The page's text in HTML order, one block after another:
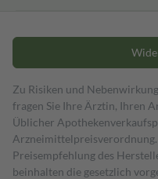
Zu Risiken und
fragen Sie Ihre Ärztin, Ihren
Üblicher
Preisempfehlung des
beinhalten die gesetzlich